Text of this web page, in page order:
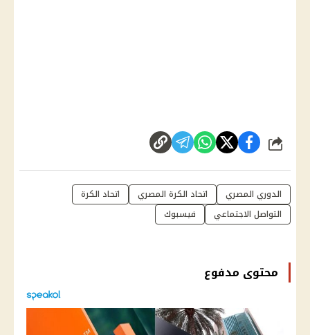
شارك
الدوري المصري اتحاد الكرة المصري
اتحاد الكرة
التواصل الاجتماعي
فيسبوك
محتوى مدفوع